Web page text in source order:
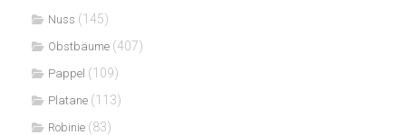
Nuss (145)
Obstbäume (407)
Pappel (109)
Platane (113)
Robinie (83)